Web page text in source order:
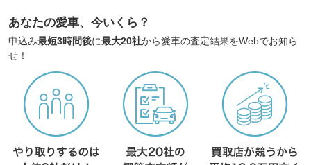
あなたの愛車、今いくら？
申込み最短3時間後に最大20社から愛車の査定結果をWebでお知ら
せ！